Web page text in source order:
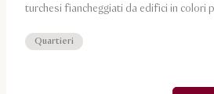
Quartieri
turchesi fiancheggiati da edifici in colori
per Instagram.